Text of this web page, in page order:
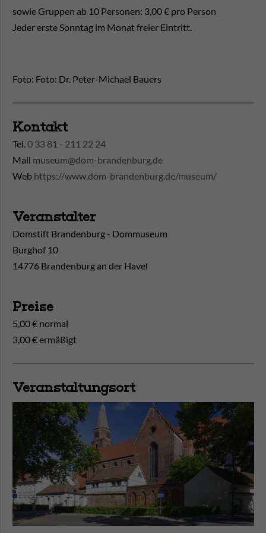
sowie Gruppen ab 10 Personen: 3,00 € pro Person
Jeder erste Sonntag im Monat freier Eintritt.
Foto: Foto: Dr. Peter-Michael Bauers
Kontakt
Tel.0 33 81 - 211 22 24
Mail museum@dom-brandenburg.de
Web https://www.dom-brandenburg.de/museum/
Veranstalter
Domstift Brandenburg - Dommuseum
Burghof 10
14776 Brandenburg an der Havel
Preise
5,00 € normal
3,00 € ermäßigt
Veranstaltungsort